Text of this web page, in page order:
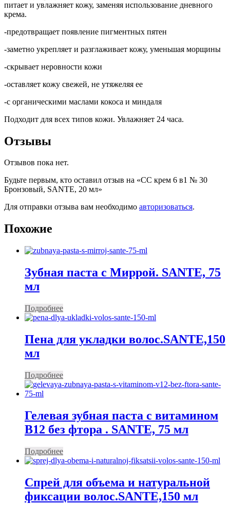
питает и увлажняет кожу, заменяя использование дневного
крема.
-предотвращает появление пигментных пятен
-заметно укрепляет и разглаживает кожу, уменьшая морщины
-скрывает неровности кожи
-оставляет кожу свежей, не утяжеляя ее
-с органическими маслами кокоса и миндаля
Подходит для всех типов кожи. Увлажняет 24 часа.
Отзывы
Отзывов пока нет.
Будьте первым, кто оставил отзыв на «СС крем 6 в1 № 30
Бронзовый, SANTE, 20 мл»
Для отправки отзыва вам необходимо авторизоваться.
Похожие
Зубная паста с Миррой. SANTE, 75
мл
Подробнее
Пена для укладки волос.SANTE,150
мл
Подробнее
Гелевая зубная паста с витамином
В12 без фтора . SANTE, 75 мл
Подробнее
Спрей для объема и натуральной
фиксации волос.SANTE,150 мл